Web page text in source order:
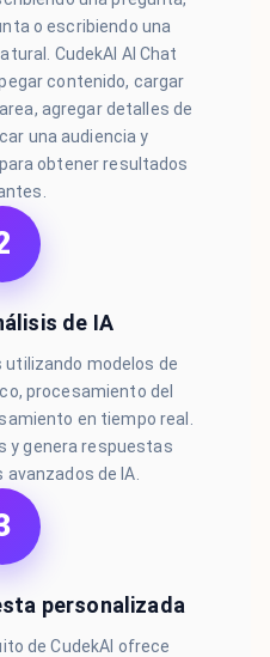
o escribiendo una
CudekAI AI Chat
contenido, cargar
agregar detalles de
una audiencia y
obtener resultados
de IA
utilizando modelos de
procesamiento del
en tiempo real.
y genera respuestas
de IA.
personalizada
de CudekAI ofrece